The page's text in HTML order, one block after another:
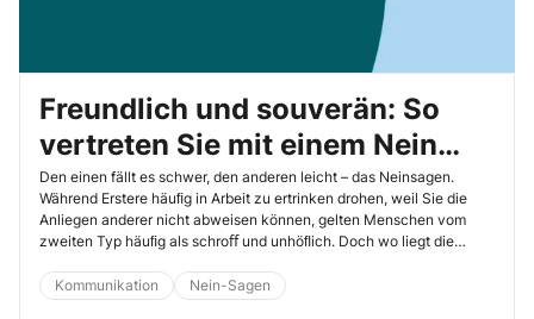
Freundlich und souverän: So
vertreten Sie mit einem Nein
Ihre Interessen
Den einen fällt es schwer, den anderen leicht – das Neinsagen.
Während Erstere häuﬁg in Arbeit zu ertrinken drohen, weil Sie die
Anliegen anderer nicht abweisen können, gelten Menschen vom
zweiten Typ häuﬁg als schroﬀ und unhöﬂich. Doch wo liegt die
persönlichen Linie folgen, ohne andere dadurch vor den Kopf zu
stoßen.
Kommunikation Nein-Sagen